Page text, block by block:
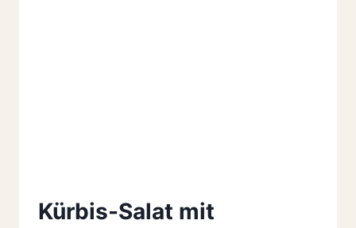
Kürbis-Salat mit